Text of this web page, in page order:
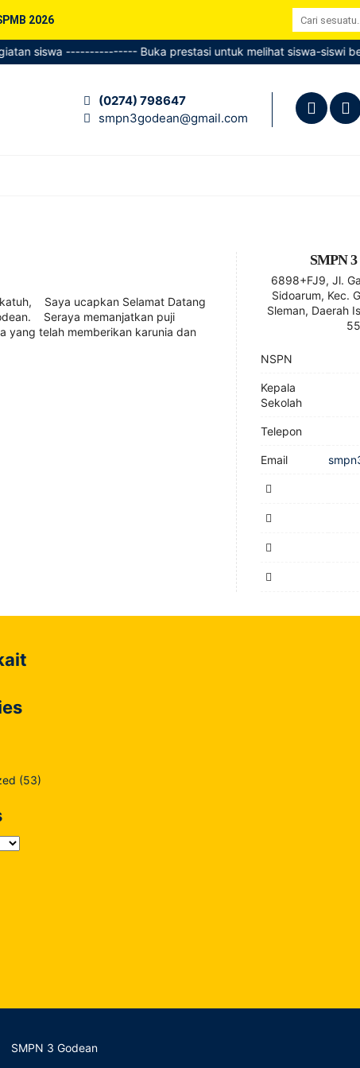
2026
siswa --------------- Buka prestasi untuk melihat siswa-siswi
(0274) 798647
smpn3godean@gmail.com
Saya ucapkan Selamat Datang
Seraya memanjatkan puji
yang telah memberikan karunia dan
SMPN
6898+FJ9, Jl.
Sidoarum, Kec.
Sleman, Daerah
NSPN
Kepala
Sekolah
Telepon
Email
(53)
SMPN 3 Godean